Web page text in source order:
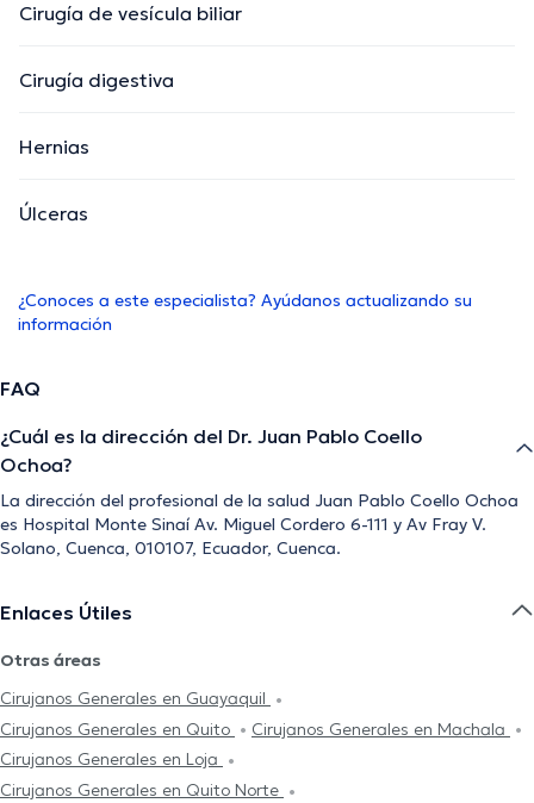
Cirugía de vesícula biliar
Cirugía digestiva
Hernias
Úlceras
¿Conoces a este especialista? Ayúdanos actualizando su
información
FAQ
¿Cuál es la dirección del Dr. Juan Pablo Coello
Ochoa?
La dirección del profesional de la salud Juan Pablo Coello Ochoa
es Hospital Monte Sinaí Av. Miguel Cordero 6-111 y Av Fray V.
Solano, Cuenca, 010107, Ecuador, Cuenca.
Enlaces Útiles
Otras áreas
Cirujanos Generales en Guayaquil
Cirujanos Generales en Quito
Cirujanos Generales en Machala
Cirujanos Generales en Loja
Cirujanos Generales en Quito Norte